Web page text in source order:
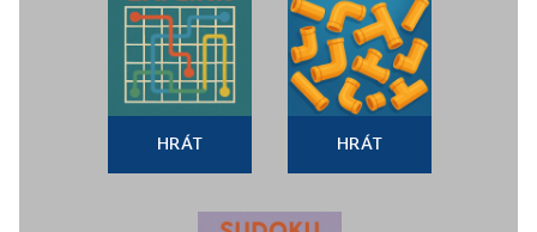
HRÁT HRÁT